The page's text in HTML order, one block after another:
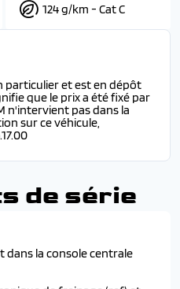
124 g/km - Cat C
particulier et est en dépôt
que le prix a été fixé par
n'intervient pas dans la
sur ce véhicule,
de série
dans la console centrale